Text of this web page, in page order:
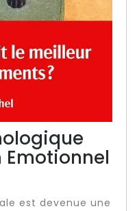
Emotionnel
est devenue une